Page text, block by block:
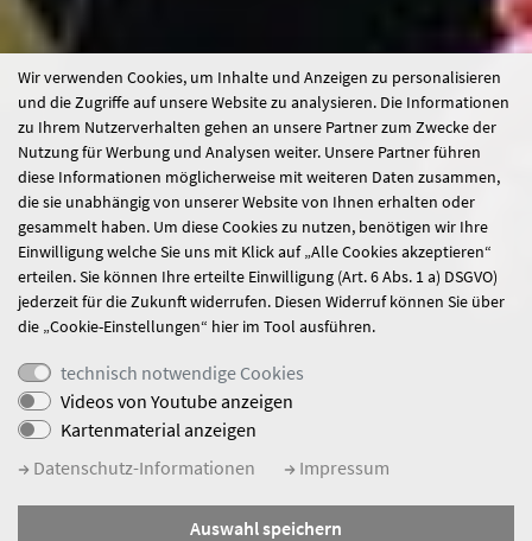
Wir verwenden Cookies, um Inhalte und Anzeigen zu personalisieren
und die Zugriffe auf unsere Website zu analysieren. Die Informationen
zu Ihrem Nutzerverhalten gehen an unsere Partner zum Zwecke der
Nutzung für Werbung und Analysen weiter. Unsere Partner führen
diese Informationen möglicherweise mit weiteren Daten zusammen,
die sie unabhängig von unserer Website von Ihnen erhalten oder
gesammelt haben. Um diese Cookies zu nutzen, benötigen wir Ihre
Einwilligung welche Sie uns mit Klick auf „Alle Cookies akzeptieren“
erteilen. Sie können Ihre erteilte Einwilligung (Art. 6 Abs. 1 a) DSGVO)
jederzeit für die Zukunft widerrufen. Diesen Widerruf können Sie über
die „Cookie-Einstellungen“ hier im Tool ausführen.
technisch notwendige Cookies
Videos von Youtube anzeigen
Kartenmaterial anzeigen
Datenschutz-Informationen
Impressum
Auswahl speichern